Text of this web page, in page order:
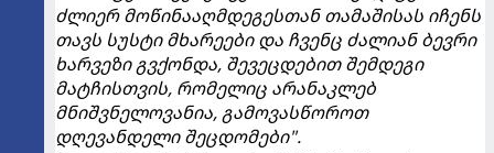
ძლიერ მოწინააღმდეგესთან თამაშისას იჩენს
თავს სუსტი მხარეები და ჩვენც ძალიან ბევრი
ხარვეზი გვქონდა, შევეცდებით შემდეგი
მატჩისთვის, რომელიც არანაკლებ
მნიშვნელოვანია, გამოვასწოროთ
დღევანდელი შეცდომები".